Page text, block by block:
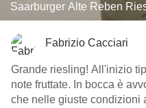
Saarburger Alte Reben
Fabrizio Cacciari
Grande riesling! All'inizio
note fruttate. In bocca è
che nelle giuste condizioni